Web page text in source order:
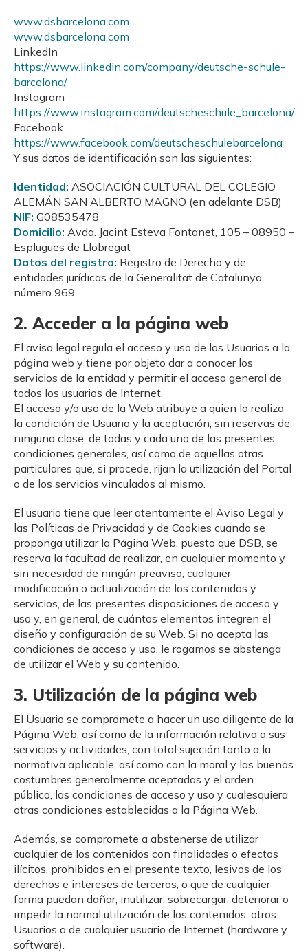
www.dsbarcelona.com
www.dsbarcelona.com
LinkedIn
https://www.linkedin.com/company/deutsche-schule-
barcelona/
Instagram
https://www.instagram.com/deutscheschule_barcelona/
Facebook
https://www.facebook.com/deutscheschulebarcelona
Y sus datos de identificación son las siguientes:
Identidad: ASOCIACIÓN CULTURAL DEL COLEGIO
ALEMÁN SAN ALBERTO MAGNO (en adelante DSB)
NIF: G08535478
Domicilio: Avda. Jacint Esteva Fontanet, 105 – 08950 –
Esplugues de Llobregat
Datos del registro: Registro de Derecho y de
entidades jurídicas de la Generalitat de Catalunya
número 969.
2. Acceder a la página web
El aviso legal regula el acceso y uso de los Usuarios a la
página web y tiene por objeto dar a conocer los
servicios de la entidad y permitir el acceso general de
todos los usuarios de Internet.
El acceso y/o uso de la Web atribuye a quien lo realiza
la condición de Usuario y la aceptación, sin reservas de
ninguna clase, de todas y cada una de las presentes
condiciones generales, así como de aquellas otras
particulares que, si procede, rijan la utilización del Portal
o de los servicios vinculados al mismo.
El usuario tiene que leer atentamente el Aviso Legal y
las Políticas de Privacidad y de Cookies cuando se
proponga utilizar la Página Web, puesto que DSB, se
reserva la facultad de realizar, en cualquier momento y
sin necesidad de ningún preaviso, cualquier
modificación o actualización de los contenidos y
servicios, de las presentes disposiciones de acceso y
uso y, en general, de cuántos elementos integren el
diseño y configuración de su Web. Si no acepta las
condiciones de acceso y uso, le rogamos se abstenga
de utilizar el Web y su contenido.
3. Utilización de la página web
El Usuario se compromete a hacer un uso diligente de la
Página Web, así como de la información relativa a sus
servicios y actividades, con total sujeción tanto a la
normativa aplicable, así como con la moral y las buenas
costumbres generalmente aceptadas y el orden
público, las condiciones de acceso y uso y cualesquiera
otras condiciones establecidas a la Página Web.
Además, se compromete a abstenerse de utilizar
cualquier de los contenidos con finalidades o efectos
ilícitos, prohibidos en el presente texto, lesivos de los
derechos e intereses de terceros, o que de cualquier
forma puedan dañar, inutilizar, sobrecargar, deteriorar o
impedir la normal utilización de los contenidos, otros
Usuarios o de cualquier usuario de Internet (hardware y
software).